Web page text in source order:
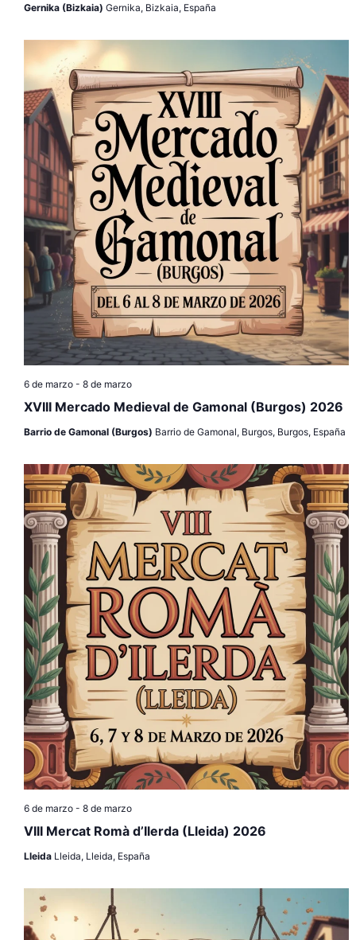
Gernika (Bizkaia) Gernika, Bizkaia, España
XVIII Mercado Medieval de Gamonal (Burgos) 2026
6 de marzo- 8 de marzo
Barrio de Gamonal (Burgos) Barrio de Gamonal, Burgos, Burgos, España
VIII Mercat Romà d’Ilerda (Lleida) 2026
6 de marzo- 8 de marzo
Lleida Lleida, Lleida, España